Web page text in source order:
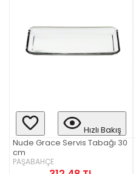
Hızlı Bakış
Nude Grace Servis Tabağı 30
cm
PAŞABAHÇE